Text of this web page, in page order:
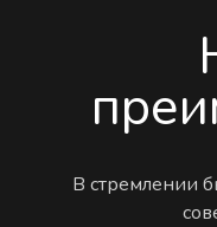
В стремлении